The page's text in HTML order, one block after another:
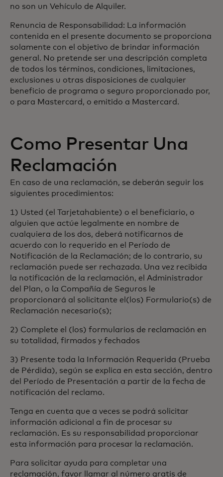
no son un Vehículo de Alquiler.
Renuncia de Responsabilidad: La información
contenida en el presente documento se proporciona
solamente con el objetivo de brindar información
general. No pretende ser una descripción completa
de todos los términos, condiciones, limitaciones,
exclusiones u otras disposiciones de cualquier
beneficio de programa o seguro proporcionado por,
o para Mastercard, o emitido a Mastercard.
Como Presentar Una
Reclamación
En caso de una reclamación, se deberán seguir los
siguientes procedimientos:
1) Usted (el Tarjetahabiente) o el beneficiario, o
alguien que actúe legalmente en nombre de
cualquiera de los dos, deberá notificarnos de
acuerdo con lo requerido en el Período de
Notificación de la Reclamación; de lo contrario, su
reclamación puede ser rechazada. Una vez recibida
la notificación de la reclamación, el Administrador
del Plan, o la Compañía de Seguros le
proporcionará al solicitante el(los) Formulario(s) de
Reclamación necesario(s);
2) Complete el (los) formularios de reclamación en
su totalidad, firmados y fechados
3) Presente toda la Información Requerida (Prueba
de Pérdida), según se explica en esta sección, dentro
del Período de Presentación a partir de la fecha de
notificación del reclamo.
Tenga en cuenta que a veces se podrá solicitar
información adicional a fin de procesar su
reclamación. Es su responsabilidad proporcionar
esta información para procesar la reclamación.
Para solicitar ayuda para completar una
reclamación, favor llamar al número gratis de